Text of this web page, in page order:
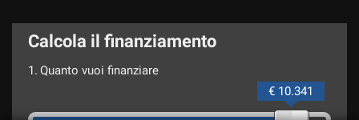
Calcola il finanziamento
1. Quanto vuoi finanziare
€ 10.341